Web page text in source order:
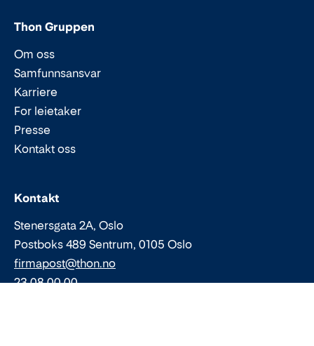
Thon Gruppen
Om oss
Samfunnsansvar
Karriere
For leietaker
Presse
Kontakt oss
Kontakt
Stenersgata 2A, Oslo
Postboks 489 Sentrum, 0105 Oslo
Epost:
firmapost@thon.no
Telefon:
23 08 00 00